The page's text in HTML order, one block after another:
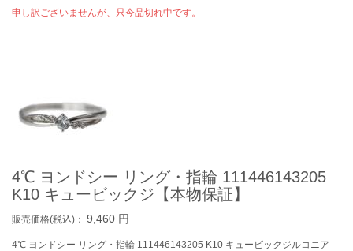
申し訳ございませんが、只今品切れ中です。
4℃ ヨンドシー リング・指輪 111446143205
K10 キュービックジ【本物保証】
販売価格(税込)： 9,460 円
4℃ ヨンドシー リング・指輪 111446143205 K10 キュービックジルコニア